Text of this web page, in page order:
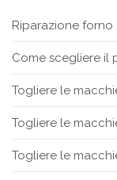
Riparazione
Come scegliere il
Togliere le
Togliere le
Togliere le